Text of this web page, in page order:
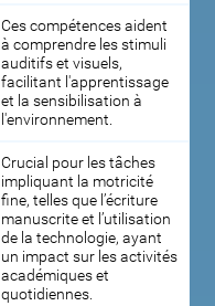
Ces compétences aident
à comprendre les stimuli
auditifs et visuels,
facilitant l'apprentissage
et la sensibilisation à
l'environnement.
Crucial pour les tâches
impliquant la motricité
fine, telles que l’écriture
manuscrite et l’utilisation
de la technologie, ayant
un impact sur les activités
académiques et
quotidiennes.